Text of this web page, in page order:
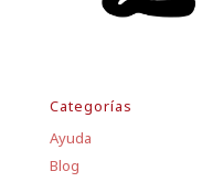
Categorías
Ayuda
Blog